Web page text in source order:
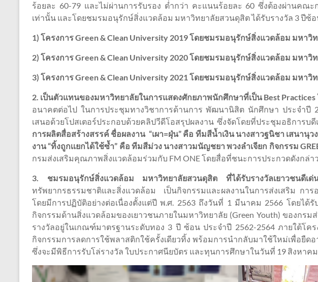
ร้อยละ 60-79 และไม่ผ่านการรับรอง ต่ำกว่า คะแนนร้อยละ 60 ซึ่งต้องผ่านคณ
เท่านั้น และโดยชมรมอนุรักษ์สิ่งแวดล้อม มหาวิทยาลัยสวนดุสิต ได้รับรางวัล 3 ปีซ้
1) โครงการ Green & Clean University 2019 โดยชมรมอนุรักษ์สิ่งแวดล้อม มหาวิ
2) โครงการGreen & Clean University 2020 โดยชมรมอนุรักษ์สิ่งแวดล้อม มหาวิ
3) โครงการGreen & Clean University 2021 โดยชมรมอนุรักษ์สิ่งแวดล้อม มหาวิ
2. เป็นตัวแทนของมหาวิทยาลัยในการแสดงศักยภาพนักศึกษาที่เป็น Best Practices
อนาคตต่อไป ในการประชุมทางวิชาการด้านการ พัฒนานิสิต นักศึกษา ประจำปี
เสนอด้วยโปสเตอร์ประกอบด้วยคลิปวีดีโอสรุปผลงาน ซึ่งจัดโดยที่ประชุมอธิการ
การผลิตสื่อสร้างสรรค์ ชื่อผลงาน “เผา=ฝุ่น” คือ ทีมสีน้ำเงิน นางสาวฐนิชา เสนานุ
งาน “ทิ้งถูกเเยกได้ใช้ซ้ำ” คือ ทีมสีม่วง นางสาวมนัญชยา พวงลำเจียก กิจกรรม
กรมส่งเสริมคุณภาพสิ่งแวดล้อมร่วมกับ FM ONE โดยสื่อที่ชนะการประกวดดังกล่า
3. ชมรมอนุรักษ์สิ่งแวดล้อม มหาวิทยาลัยสวนดุสิต ที่ได้รับรางวัลเยาวชน
ทรัพยากรธรรมชาติและสิ่งแวดล้อม เป็นกิจกรรมและผลงานในการส่งเสริม ก
โดยมีการปฏิบัติอย่างต่อเนื่องตั้งแต่ปี พ.ศ. 2563 ถึงวันที่ 1 มีนาคม 2566 โดยได้
กิจกรรมด้านสิ่งแวดล้อมของเยาวชนภายในมหาวิทยาลัย (Green Youth) ของก
รางวัลอยู่ในเกณฑ์มาตรฐานระดับทอง 3 ปี ซ้อน ประจำปี 2562-2564 ภายใต้โค
กิจกรรมการลดการใช้พลาสติกใช้ครั้งเดียวทิ้ง พร้อมการนำกลับมาใช้ใหม่เพื่อยื
ซึ่งจะมีพิธีการรับโล่รางวัล ใบประกาศนียบัตร และทุนการศึกษาในวันที่ 19 สิงหา